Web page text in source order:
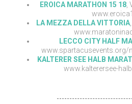
EROICA MARATHON 15 18,
LA MEZZA DELLA VITTORIA
LECCO CITY HALF
www.spartacusevents.org/
KALTERER SEE HALB
www.kalterersee-